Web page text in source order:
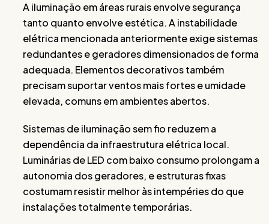
A iluminação em áreas rurais envolve segurança
tanto quanto envolve estética. A instabilidade
elétrica mencionada anteriormente exige sistemas
redundantes e geradores dimensionados de forma
adequada. Elementos decorativos também
precisam suportar ventos mais fortes e umidade
elevada, comuns em ambientes abertos.
Sistemas de iluminação sem fio reduzem a
dependência da infraestrutura elétrica local.
Luminárias de LED com baixo consumo prolongam a
autonomia dos geradores, e estruturas fixas
costumam resistir melhor às intempéries do que
instalações totalmente temporárias.